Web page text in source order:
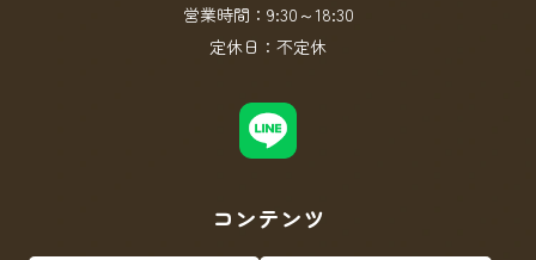
営業時間： 9:30～18:30
定休日： 不定休
コンテンツ